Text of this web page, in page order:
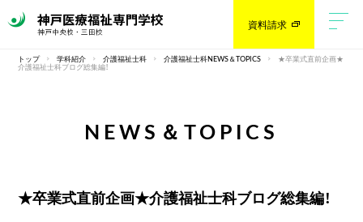
資料請求
トップ 学科紹介 介護福祉士科 介護福祉士科NEWS＆TOPICS ★卒業式直前企画★
介護福祉士科ブログ総集編！
NEWS＆TOPICS
★卒業式直前企画★介護福祉士科ブログ総集編！